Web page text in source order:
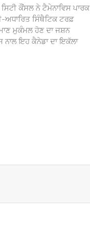
ਸਿਟੀ ਕੌਂਸਲ ਨੇ ਟੈਮੇਨਾਵਿਸ ਪਾਰਕ
ਅਧਾਰਿਤ ਸਿੰਥੈਟਿਕ ਟਰਫ਼
ਮੁਕੰਮਲ ਹੋਣ ਦਾ ਜਸ਼ਨ
ਇਹ ਕੈਨੇਡਾ ਦਾ ਇਕੱਲਾ